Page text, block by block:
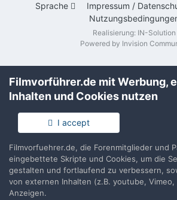
Sprache
Impressum /
Realisierung: IN-Solution
Powered by Invision
Filmvorführer.de mit Werbung,
Inhalten und Cookies nutzen
I accept
Filmvorfuehrer.de, die Forenmitglieder und
eingebettete Skripte und Cookies, um die
gestalten und fortlaufend zu verbessern,
von externen Inhalten (z.B. youtube,
Anzeigen.